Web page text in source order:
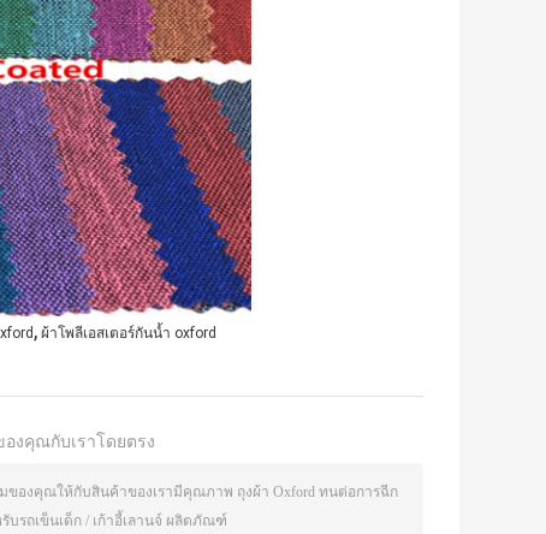
, ผ้าโพลีเอสเตอร์กันน้ำ oxford
องคุณกับเราโดยตรง